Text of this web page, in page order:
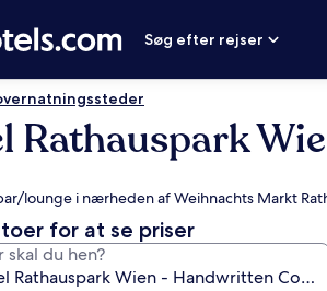
Søg efter rejser
Rathauspark
lounge i nærheden af Weihnachts Markt
for at se priser
skal du hen?